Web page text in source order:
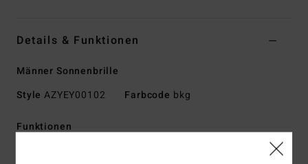
Details & Funktionen
Männer Sonnenbrille
Style AZYEY00102 Farbcode bkg
Funktionen